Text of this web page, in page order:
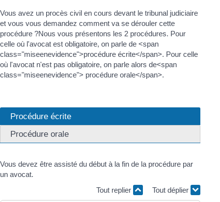
Vous avez un procès civil en cours devant le tribunal judiciaire
et vous vous demandez comment va se dérouler cette
procédure ?Nous vous présentons les 2 procédures. Pour
celle où l'avocat est obligatoire, on parle de <span
class="miseenevidence">procédure écrite</span>. Pour celle
où l'avocat n'est pas obligatoire, on parle alors de<span
class="miseenevidence"> procédure orale</span>.
Procédure écrite
Procédure orale
Vous devez être assisté du début à la fin de la procédure par
un avocat.
Tout replier
Tout déplier